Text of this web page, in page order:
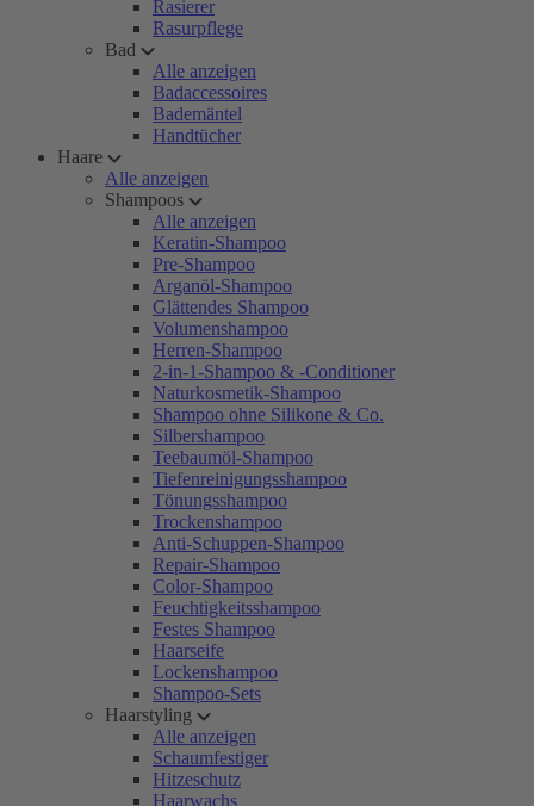
Rasierer
Rasurpflege
Bad
Alle anzeigen
Badaccessoires
Bademäntel
Handtücher
Haare
Alle anzeigen
Shampoos
Alle anzeigen
Keratin-Shampoo
Pre-Shampoo
Arganöl-Shampoo
Glättendes Shampoo
Volumenshampoo
Herren-Shampoo
2-in-1-Shampoo & -Conditioner
Naturkosmetik-Shampoo
Shampoo ohne Silikone & Co.
Silbershampoo
Teebaumöl-Shampoo
Tiefenreinigungsshampoo
Tönungsshampoo
Trockenshampoo
Anti-Schuppen-Shampoo
Repair-Shampoo
Color-Shampoo
Feuchtigkeitsshampoo
Festes Shampoo
Haarseife
Lockenshampoo
Shampoo-Sets
Haarstyling
Alle anzeigen
Schaumfestiger
Hitzeschutz
Haarwachs